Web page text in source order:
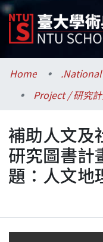
Communities &
Research Outputs
Fundings &
Researchers
Statistics
Home
Project / 研究
補助人文及
研究圖書計
題：人文地